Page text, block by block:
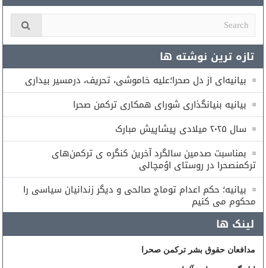
تازه ترین نوشته ها
بیانیه‌ای از دل صحرا؛علیه خاموشی، تحریف، درمسیر بیداری
بیانیه بنیانگذاری شورای همكارى تركمن صحرا
سال ۲۰۲۵ میلادی پیشاپیش مبارک
بمناسبت صدمین سالگرد آخرین کنگره ی ترکمن‌های
ترکمنصحرا در روستای اوُمچالی
بیانیه؛ حکم اعدام توماج صالحی و دیگر زندانیان سیاسی را
محکوم می کنیم
لینک ها
مدافعان حقوق بشر ترکمن صحرا